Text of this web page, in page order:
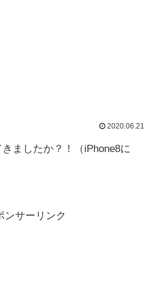
2020.06.21
ましたか？！（iPhone8に
ンサーリンク